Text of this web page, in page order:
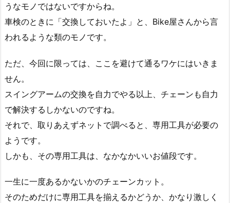
うなモノではないですからね。
車検のときに「交換しておいたよ」と、Bike屋さんから言
われるような類のモノです。
ただ、今回に限っては、ここを避けて通るワケにはいきま
せん。
スイングアームの交換を自力でやる以上、チェーンも自力
で解決するしかないのですね。
それで、取りあえずネットで調べると、専用工具が必要の
ようです。
しかも、その専用工具は、なかなかいいお値段です。
一生に一度あるかないかのチェーンカット。
そのためだけに専用工具を揃えるかどうか、かなり激しく